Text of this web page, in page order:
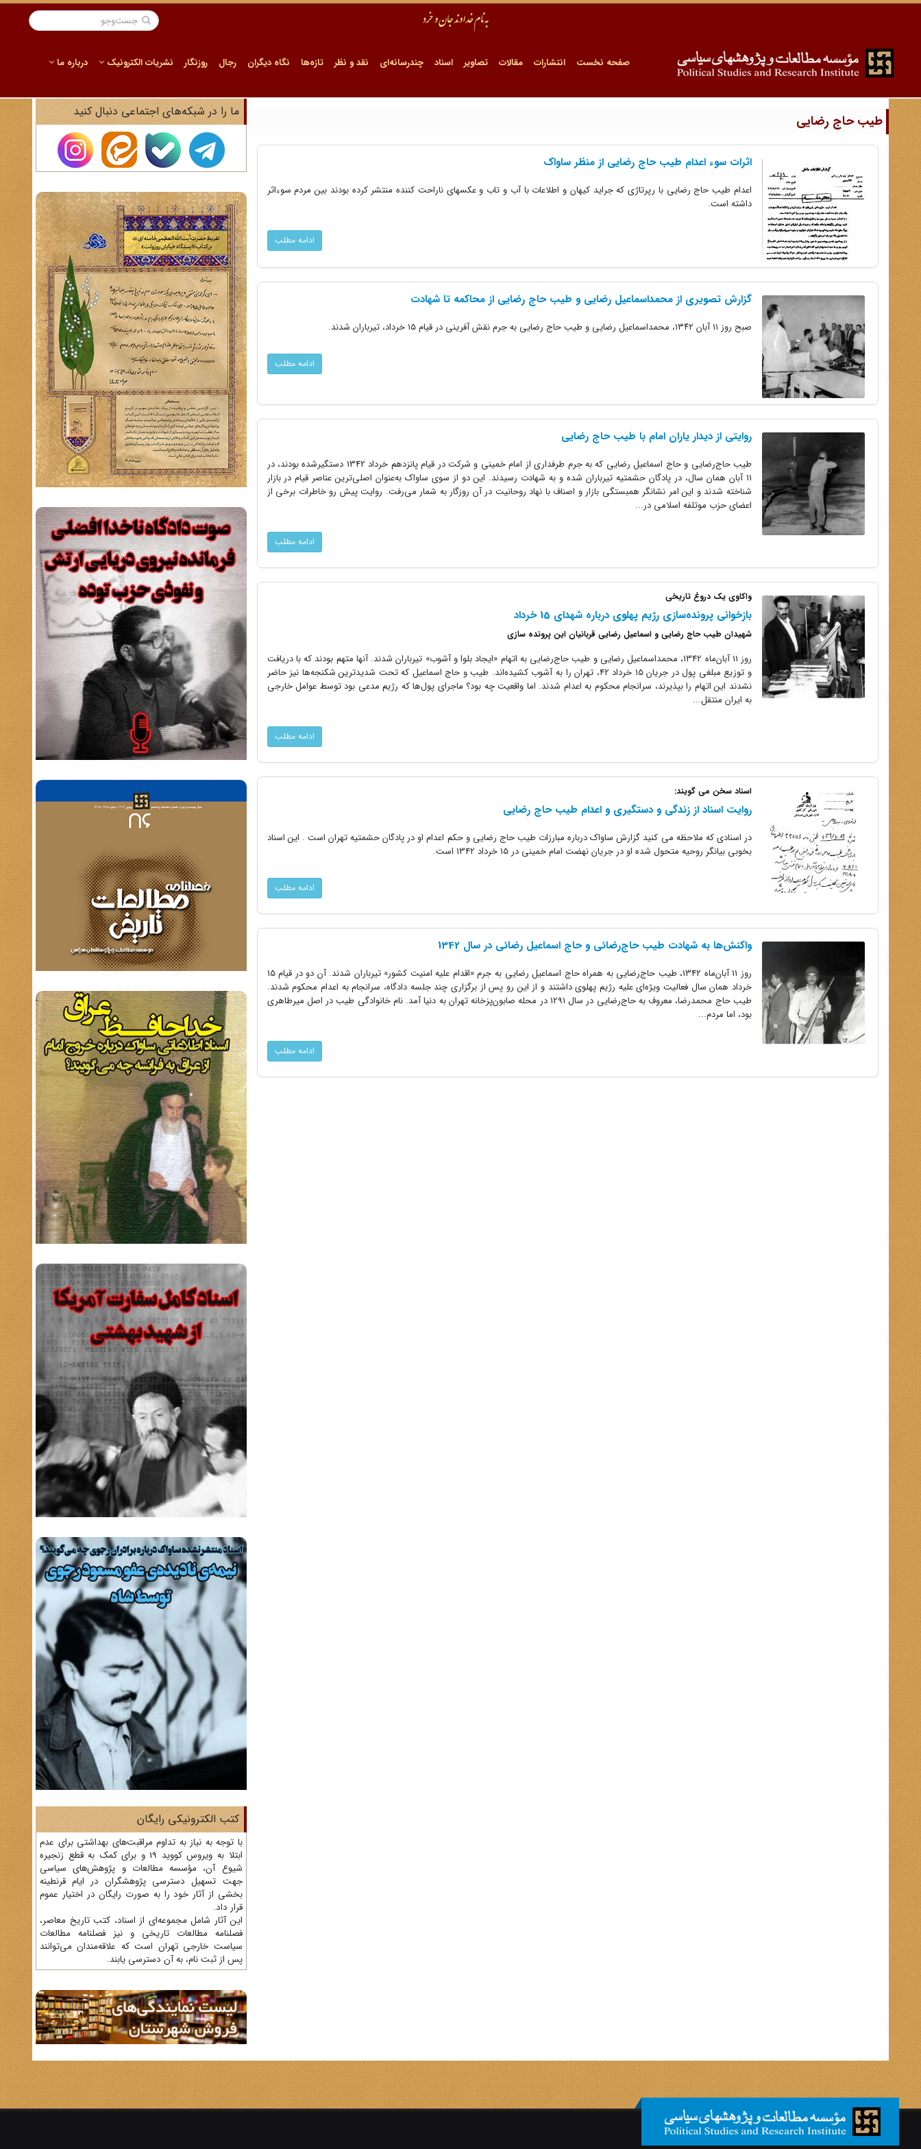
صفحه نخست انتشارات مقالات تصاویر اسناد چندرسانه‌ای نقد و نظر تازه‌ها نگاه دیگران رجال روزنگار نشریات الکترونیک درباره ما
طیب حاج رضایی
اثرات سوء اعدام طیب حاج رضایی از منظر ساواک
اعدام طیب حاج رضایی با رپرتاژی که جراید کیهان و اطلاعات با آب و تاب و عکسهای ناراحت کننده منتشر کرده بودند بین مردم سوءاثر
داشته است.
ادامه مطلب
گزارش تصویری از محمداسماعیل رضایی و طیب حاج رضایی از محاکمه تا شهادت
صبح روز ۱۱ آبان ۱۳۴۲، محمداسماعیل رضایی و طیب حاج رضایی به جرم نقش آفرینی در قیام ۱۵ خرداد، تیرباران شدند.
ادامه مطلب
روایتی از دیدار یاران امام با طیب حاج رضایی
طیب حاج‌رضایی و حاج اسماعیل رضایی که به جرم طرفداری از امام خمینی و شرکت در قیام پانزدهم خرداد 1342 دستگیرشده بودند، در
11 آبان همان سال، در پادگان حشمتیه تیرباران شده و به شهادت رسیدند. این دو از سوی ساواک به‌عنوان اصلی‌ترین عناصر قیام در بازار
شناخته شدند و این امر نشانگر همبستگی بازار و اصناف با نهاد روحانیت در آن روزگار به شمار می‌رفت. روایت پیش رو خاطرات برخی از
اعضای حزب موتلفه اسلامی در...
ادامه مطلب
واکاوی یک دروغ تاریخی
بازخوانی پرونده‌سازی رژیم پهلوی درباره شهدای 15 خرداد
شهیدان طیب حاج رضایی و اسماعیل رضایی قربانیان این پرونده سازی
روز 11 آبان‌ماه 1342، محمداسماعیل رضایی و طیب حاج‌رضایی به اتهام «ایجاد بلوا و آشوب» تیرباران شدند. آنها متهم بودند که با دریافت
و توزیع مبلغی پول در جریان 15 خرداد 42، تهران را به آشوب کشیده‌اند. طیب و حاج اسماعیل که تحت شدیدترین شکنجه‌ها نیز حاضر
نشدند این اتهام را بپذیرند، سرانجام محکوم به اعدام شدند. اما واقعیت چه بود؟ ماجرای پول‌ها که رژیم مدعی بود توسط عوامل خارجی
به ایران منتقل...
ادامه مطلب
اسناد سخن می گویند:
روایت اسناد از زندگی و دستگیری و اعدام طیب حاج رضایی
در اسنادی که ملاحظه می کنید گزارش ساواک درباره مبارزات طیب حاج رضایی و حکم اعدام او در پادگان حشمتیه تهران است . این اسناد
بخوبی بیانگر روحیه متحول شده او در جریان نهضت امام خمینی در 15 خرداد 1342 است.
ادامه مطلب
واکنش‌ها به شهادت طیب حاج‌رضائی و حاج اسماعیل رضائی در سال 1342
روز 11 آبان‌ماه 1342، طیب حاج‌رضایی به همراه حاج اسماعیل رضایی به جرم «اقدام علیه امنیت کشور» تیرباران شدند. آن دو در قیام 15
خرداد همان سال فعالیت ویژه‌ای علیه رژیم پهلوی داشتند و از این رو پس از برگزاری چند جلسه دادگاه، سرانجام به اعدام محکوم شدند.
طیب حاج‌ محمدرضا، معروف به حاج‌رضایی در سال 1291 در محله صابون‌پزخانه تهران به دنیا آمد. نام خانوادگی طیب در اصل میرطاهری
بود، اما مردم...
ادامه مطلب
ما را در شبکه‌های اجتماعی دنبال کنید
کتب الکترونیکی رایگان
با توجه به نیاز به تداوم مراقبت‌های بهداشتی برای عدم
ابتلا به ویروس کووید 19 و برای کمک به قطع زنجیره
شیوع آن، مؤسسه مطالعات و پژوهش‌های سیاسی
جهت تسهیل دسترسی پژوهشگران در ایام قرنطینه
بخشی از آثار خود را به صورت رایگان در اختیار عموم
قرار داد.
این آثار شامل مجموعه‌ای از اسناد، کتب تاریخ معاصر،
فصلنامه‌ مطالعات تاریخی و نیز فصلنامه مطالعات
سیاست خارجی تهران است که علاقه‌مندان می‌توانند
پس از ثبت نام، به آن دسترسی یابند.